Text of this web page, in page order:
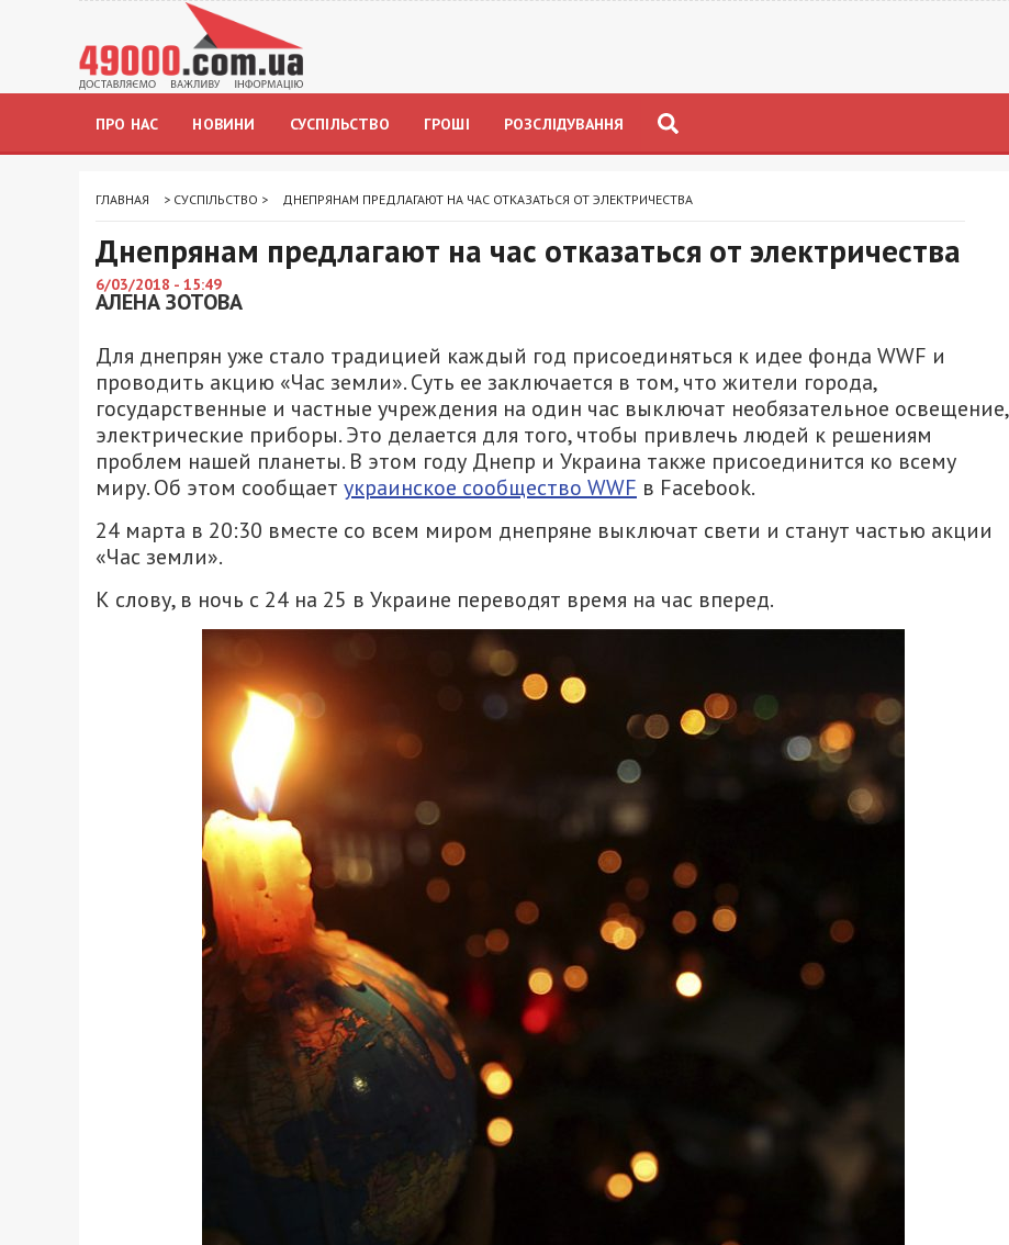
ПРО НАС НОВИНИ СУСПІЛЬСТВО ГРОШІ РОЗСЛІДУВАННЯ
ГЛАВНАЯ > СУСПІЛЬСТВО > ДНЕПРЯНАМ ПРЕДЛАГАЮТ НА ЧАС ОТКАЗАТЬСЯ ОТ ЭЛЕКТРИЧЕСТВА
Днепрянам предлагают на час отказаться от электричества
6/03/2018 - 15:49
АЛЕНА ЗОТОВА
Для днепрян уже стало традицией каждый год присоединяться к идее фонда WWF и
проводить акцию «Час земли». Суть ее заключается в том, что жители города,
государственные и частные учреждения на один час выключат необязательное освещение,
электрические приборы. Это делается для того, чтобы привлечь людей к решениям
проблем нашей планеты. В этом году Днепр и Украина также присоединится ко всему
миру. Об этом сообщает украинское сообщество WWF в Facebook.
24 марта в 20:30 вместе со всем миром днепряне выключат свети и станут частью акции
«Час земли».
К слову, в ночь с 24 на 25 в Украине переводят время на час вперед.